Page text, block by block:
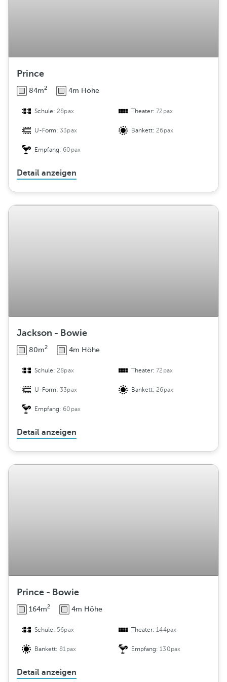
Prince
84m2 4m Höhe
Schule:28pax Theater:72pax
U-Form:33pax Bankett:26pax
Empfang:60pax
Detail anzeigen
Jackson - Bowie
80m2 4m Höhe
Schule:28pax Theater:72pax
U-Form:33pax Bankett:26pax
Empfang:60pax
Detail anzeigen
Prince - Bowie
164m2 4m Höhe
Schule: 56pax Theater:144pax
Bankett:81pax Empfang:130pax
Detail anzeigen